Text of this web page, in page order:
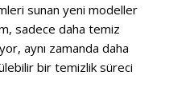
sunan yeni modeller
sadece daha temiz
aynı zamanda daha
bir temizlik süreci